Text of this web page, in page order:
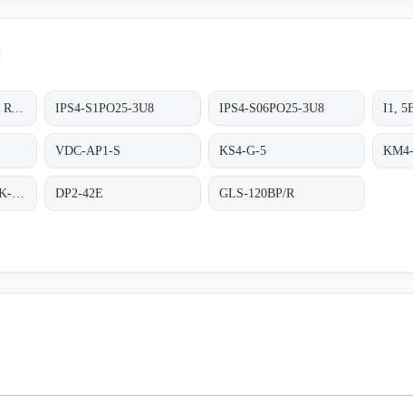
IPS4-S1PO25-3U8 IPS4-S06PO25-3U8 I1,
VDC-AP1-S KS4-G-5
DP2-42E GLS-120BP/R